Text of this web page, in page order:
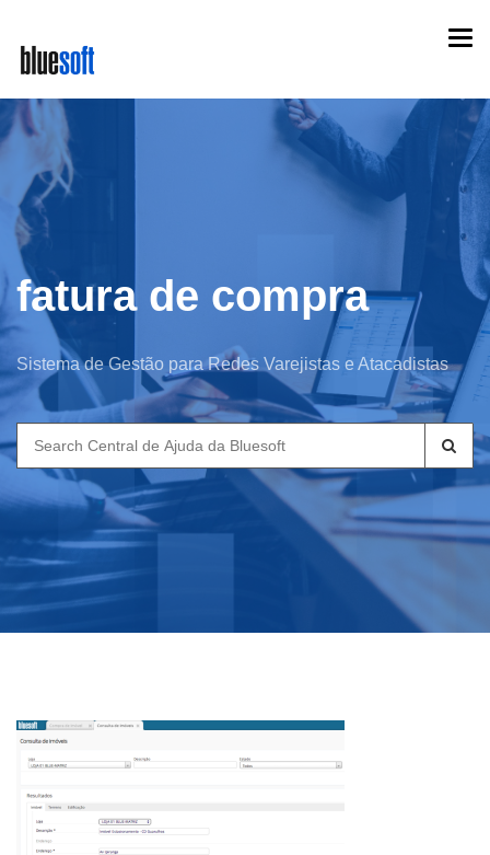
main
content
fatura de compra
Sistema de Gestão para Redes Varejistas e Atacadistas
Search
for: